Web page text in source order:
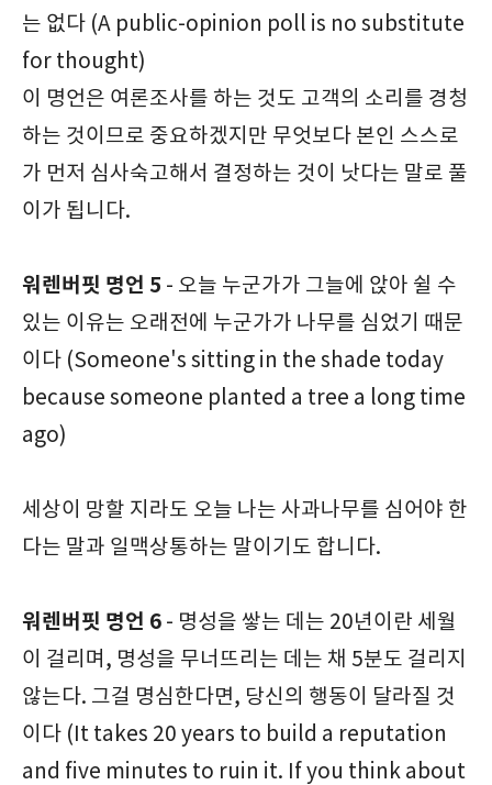
는 없다 (A public-opinion poll is no substitute
for thought)
이 명언은 여론조사를 하는 것도 고객의 소리를 경청
하는 것이므로 중요하겠지만 무엇보다 본인 스스로
가 먼저 심사숙고해서 결정하는 것이 낫다는 말로 풀
이가 됩니다.
워렌버핏 명언 5 - 오늘 누군가가 그늘에 앉아 쉴 수
있는 이유는 오래전에 누군가가 나무를 심었기 때문
이다 (Someone's sitting in the shade today
because someone planted a tree a long time
ago)
세상이 망할 지라도 오늘 나는 사과나무를 심어야 한
다는 말과 일맥상통하는 말이기도 합니다.
워렌버핏 명언 6 - 명성을 쌓는 데는 20년이란 세월
이 걸리며, 명성을 무너뜨리는 데는 채 5분도 걸리지
않는다. 그걸 명심한다면, 당신의 행동이 달라질 것
이다 (It takes 20 years to build a reputation
and five minutes to ruin it. If you think about